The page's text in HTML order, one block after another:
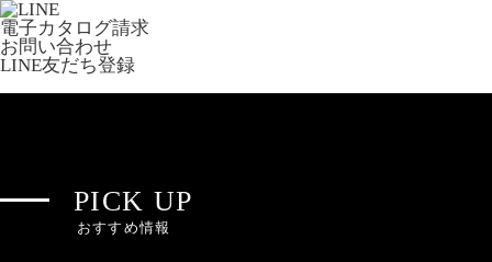
電子カタログ請求
お問い合わせ
LINE友だち登録
PICK UP
おすすめ情報